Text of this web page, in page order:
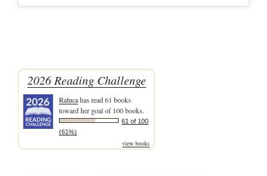
2026 Reading Challenge
Ralucahas read 61 books
toward her goal of 100 books.
61 of 100
(61%)
view books